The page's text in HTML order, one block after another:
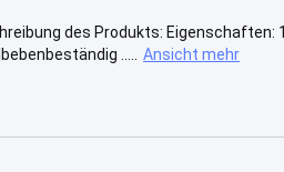
des Produkts: Eigenschaften:
.....
Ansicht mehr